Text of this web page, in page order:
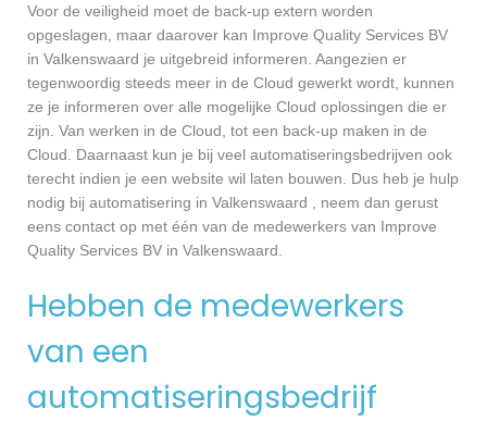
Voor de veiligheid moet de back-up extern worden
opgeslagen, maar daarover kan Improve Quality Services BV
in Valkenswaard je uitgebreid informeren. Aangezien er
tegenwoordig steeds meer in de Cloud gewerkt wordt, kunnen
ze je informeren over alle mogelijke Cloud oplossingen die er
zijn. Van werken in de Cloud, tot een back-up maken in de
Cloud. Daarnaast kun je bij veel automatiseringsbedrijven ook
terecht indien je een website wil laten bouwen. Dus heb je hulp
nodig bij automatisering in Valkenswaard , neem dan gerust
eens contact op met één van de medewerkers van Improve
Quality Services BV in Valkenswaard.
Hebben de medewerkers
van een
automatiseringsbedrijf